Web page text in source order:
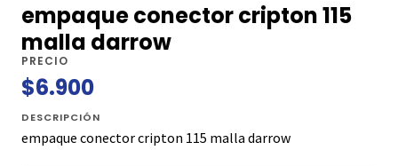
empaque conector cripton 115
malla darrow
PRECIO
$6.900
DESCRIPCIÓN
empaque conector cripton 115 malla darrow